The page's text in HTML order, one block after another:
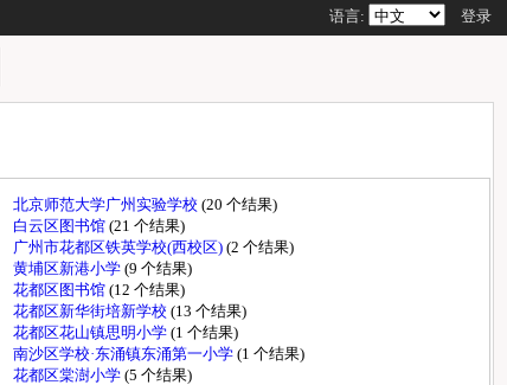
语言: 登录
北京师范大学广州实验学校(20 个结果)
白云区图书馆(21 个结果)
广州市花都区铁英学校(西校区)(2 个结果)
黄埔区新港小学(9 个结果)
花都区图书馆(12 个结果)
花都区新华街培新学校(13 个结果)
花都区花山镇思明小学(1 个结果)
南沙区学校·东涌镇东涌第一小学(1 个结果)
花都区棠澍小学(5 个结果)